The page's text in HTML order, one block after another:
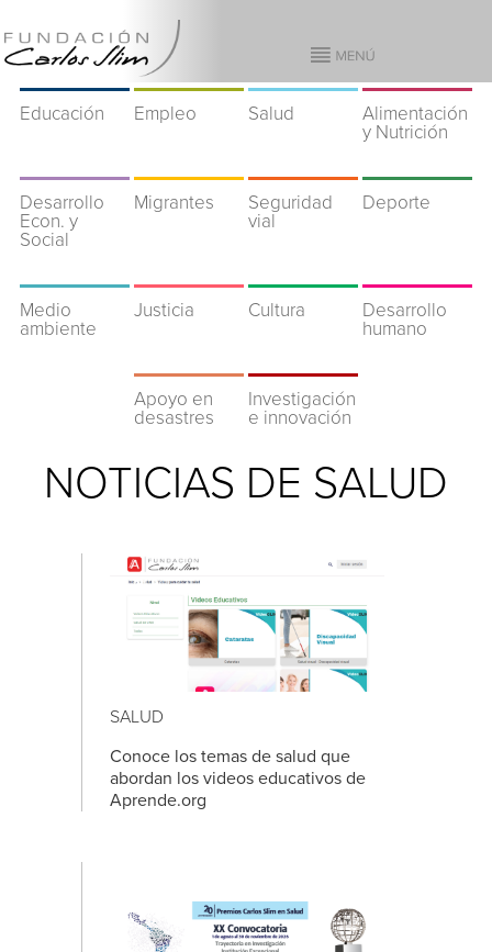
Educación Empleo Salud
Alimentación
y Nutrición
Desarrollo
Econ. y
Social
Migrantes
Seguridad
vial
Deporte
Medio
ambiente
Justicia Cultura
Desarrollo
humano
Apoyo en
desastres
Investigación
e innovación
NOTICIAS DE SALUD
SALUD
Conoce los temas de salud que
abordan los videos educativos de
Aprende.org